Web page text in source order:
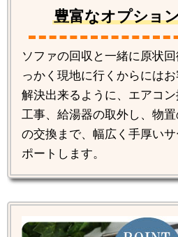
豊富なオプショ
ソファの回収と一緒に原状
っかく現地に行くからには
解決出来るように、エアコ
工事、給湯器の取外し、物
の交換まで、幅広く手厚い
ポートします。